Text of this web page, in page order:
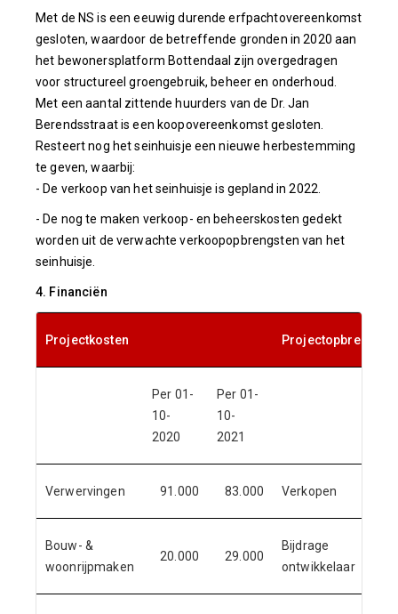
Met de NS is een eeuwig durende erfpachtovereenkomst
gesloten, waardoor de betreffende gronden in 2020 aan
het bewonersplatform Bottendaal zijn overgedragen
voor structureel groengebruik, beheer en onderhoud.
Met een aantal zittende huurders van de Dr. Jan
Berendsstraat is een koopovereenkomst gesloten.
Resteert nog het seinhuisje een nieuwe herbestemming
te geven, waarbij:
- De verkoop van het seinhuisje is gepland in 2022.
- De nog te maken verkoop- en beheerskosten gedekt
worden uit de verwachte verkoopopbrengsten van het
seinhuisje.
4. Financiën
Projectkosten
Per 01-
10-
2020
Per 01-
10-
2021
Verwervingen 91.000 83.000 Verkopen
Bouw- &
woonrijpmaken
20.000 29.000
Bijdrage
ontwikkelaar